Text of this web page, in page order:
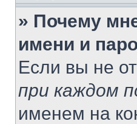
» Почему
имени и
Если вы не
при каждом
именем на